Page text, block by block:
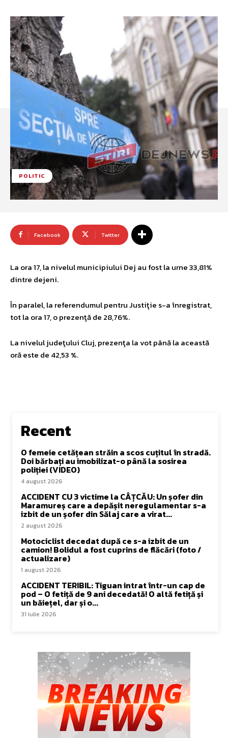
POLITIC
Facebook Twitter
La ora 17, la nivelul municipiului Dej au fost la urne 33,81%
dintre dejeni.
În paralel, la referendumul pentru Justiţie s-a înregistrat,
tot la ora 17, o prezenţă de 28,76%.
La nivelul judeţului Cluj, prezenţa la vot până la această
oră este de 42,53 %.
Recent
O femeie cetățean străin a scos cuțitul în stradă.
Doi bărbați au imobilizat-o până la sosirea
poliției (VIDEO)
4 august 2026
ACCIDENT CU 3 victime la CÂȚCĂU: Un șofer din
Maramureș care a depășit neregulamentar s-a
izbit de un șofer din Sălaj care a virat...
2 august 2026
Motociclist decedat după ce s-a izbit de un
camion! Bolidul a fost cuprins de flăcări (foto /
actualizare)
1 august 2026
ACCIDENT TERIBIL: Tiguan intrat într-un cap de
pod – O fetiță de 9 ani decedată! O altă fetiță și
un băiețel, dar și o...
31 iulie 2026